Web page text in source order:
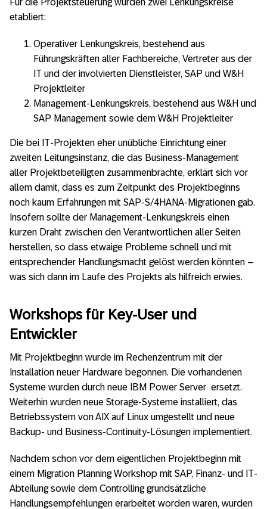
Für die Projektsteuerung wurden zwei Lenkungskreise
etabliert:
Operativer Lenkungskreis, bestehend aus
Führungskräften aller Fachbereiche, Vertreter aus der
IT und der involvierten Dienstleister, SAP und W&H
Projektleiter
Management-Lenkungskreis, bestehend aus W&H und
SAP Management sowie dem W&H Projektleiter
Die bei IT-Projekten eher unübliche Einrichtung einer
zweiten Leitungsinstanz, die das Business-Management
aller Projektbeteiligten zusammenbrachte, erklärt sich vor
allem damit, dass es zum Zeitpunkt des Projektbeginns
noch kaum Erfahrungen mit SAP-S/4HANA-Migrationen gab.
Insofern sollte der Management-Lenkungskreis einen
kurzen Draht zwischen den Verantwortlichen aller Seiten
herstellen, so dass etwaige Probleme schnell und mit
entsprechender Handlungsmacht gelöst werden könnten –
was sich dann im Laufe des Projekts als hilfreich erwies.
Workshops für Key-User und
Entwickler
Mit Projektbeginn wurde im Rechenzentrum mit der
Installation neuer Hardware begonnen. Die vorhandenen
Systeme wurden durch neue IBM Power Server ersetzt.
Weiterhin wurden neue Storage-Systeme installiert, das
Betriebssystem von AIX auf Linux umgestellt und neue
Backup- und Business-Continuity-Lösungen implementiert.
Nachdem schon vor dem eigentlichen Projektbeginn mit
einem Migration Planning Workshop mit SAP, Finanz- und IT-
Abteilung sowie dem Controlling grundsätzliche
Handlungsempfehlungen erarbeitet worden waren, wurden